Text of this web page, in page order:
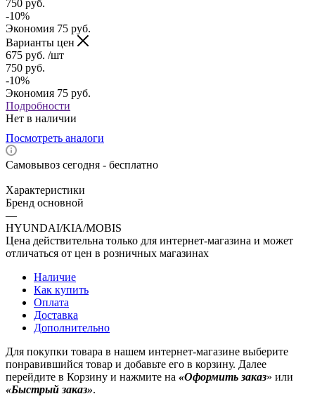
750 руб.
-10%
Экономия 75 руб.
Варианты цен
675 руб. /шт
750 руб.
-10%
Экономия 75 руб.
Подробности
Нет в наличии
Посмотреть аналоги
Самовывоз сегодня - бесплатно
Характеристики
Бренд основной
—
HYUNDAI/KIA/MOBIS
Цена действительна только для интернет-магазина и может
отличаться от цен в розничных магазинах
Наличие
Как купить
Оплата
Доставка
Дополнительно
Для покупки товара в нашем интернет-магазине выберите
понравившийся товар и добавьте его в корзину. Далее
перейдите в Корзину и нажмите на «Оформить заказ» или
«Быстрый заказ».